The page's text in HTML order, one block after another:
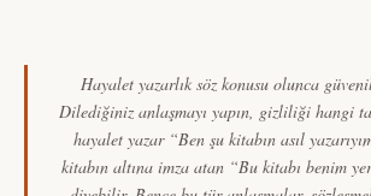
Hayalet yazarlık söz konusu olunca
Dilediğiniz anlaşmayı yapın, gizliliği hangi
hayalet yazar “Ben şu kitabın asıl
kitabın altına imza atan “Bu kitabı benim